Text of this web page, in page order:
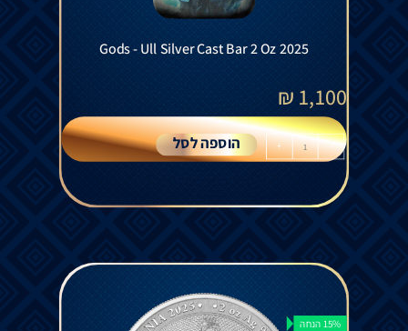
Gods - Ull Silver Cast Bar 2 Oz 2025
1,100
₪
-
+ הוספה לסל
15% הנחה